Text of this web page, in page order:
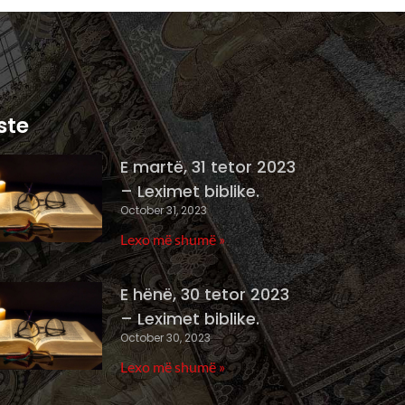
E martë, 31 tetor 2023
– Leximet biblike.
October 31, 2023
Lexo më shumë »
E hënë, 30 tetor 2023
– Leximet biblike.
October 30, 2023
Lexo më shumë »